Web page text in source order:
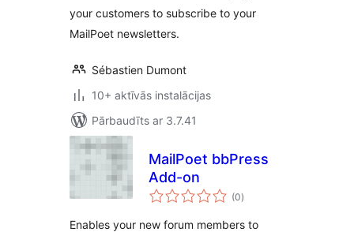
your customers to subscribe to your
MailPoet newsletters.
Sébastien Dumont
10+ aktīvās instalācijas
Pārbaudīts ar 3.7.41
MailPoet bbPress
Add-on
(0vērtējumu
kopsumma
)
Enables your new forum members to